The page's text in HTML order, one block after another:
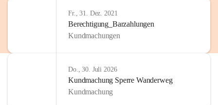
Fr., 31. Dez. 2021
Berechtigung_Barzahlungen
Kundmachungen
Do., 30. Juli 2026
Kundmachung Sperre Wanderweg
Kundmachung